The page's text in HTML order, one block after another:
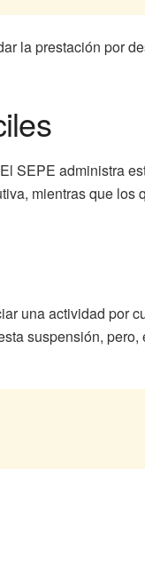
la prestación por
SEPE administra
mientras que los
una actividad por
suspensión,